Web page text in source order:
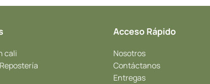
cali
Acceso Rápido
Nosotros
Contáctanos
Entregas